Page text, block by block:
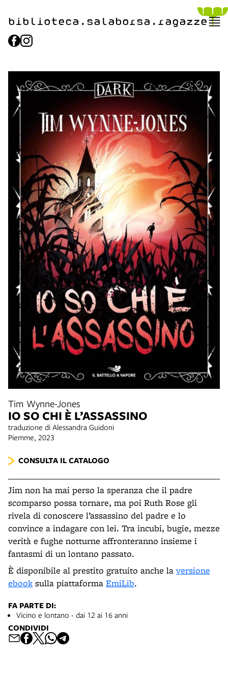
biblioteca.​salaborsa.ragazze
Tim Wynne-Jones
IO SO CHI È L’ASSASSINO
traduzione di Alessandra Guidoni
Piemme, 2023
CONSULTA IL CATALOGO
Jim non ha mai perso la speranza che il padre
scomparso possa tornare, ma poi Ruth Rose gli
rivela di conoscere l’assassino del padre e lo
convince a indagare con lei. Tra incubi, bugie, mezze
verità e fughe notturne affronteranno insieme i
fantasmi di un lontano passato.
È disponibile al prestito gratuito anche laversione
ebook sulla piattaforma EmiLib.
FA PARTE DI:
Vicino e lontano - dai 12 ai 16 anni
CONDIVIDI